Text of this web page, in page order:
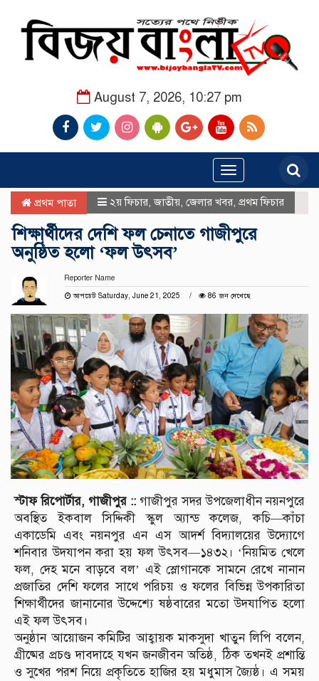
August 7, 2026, 10:27 pm
Toggle
navigation
প্রথম পাতা ২য় ফিচার ,জাতীয় জেলার খবর প্রথম ফিচার
শিক্ষার্থীদের দেশি ফল চেনাতে গাজীপুরে
অনুষ্ঠিত হলো ‘ফল উৎসব’
Reporter Name
আপডেট Saturday, June 21, 2025
86 জন দেখেছে
স্টাফ রিপোর্টার, গাজীপুর :: গাজীপুর সদর উপজেলাধীন নয়নপুরে
অবস্থিত ইকবাল সিদ্দিকী স্কুল অ্যান্ড কলেজ, কচি—কাঁচা
একাডেমি এবং নয়নপুর এন এস আদর্শ বিদ্যালয়ের উদ্যোগে
শনিবার উদযাপন করা হয় ফল উৎসব—১৪৩২। ‘নিয়মিত খেলে
ফল, দেহ মনে বাড়বে বল’ এই স্লোগানকে সামনে রেখে নানান
প্রজাতির দেশি ফলের সাথে পরিচয় ও ফলের বিভিন্ন উপকারিতা
শিক্ষার্থীদের জানানোর উদ্দেশ্যে ষষ্ঠবারের মতো উদযাপিত হলো
এই ফল উৎসব।
অনুষ্ঠান আয়োজন কমিটির আহ্বায়ক মাকসুদা খাতুন লিপি বলেন,
গ্রীষ্মের প্রচণ্ড দাবদাহে যখন জনজীবন অতিষ্ঠ, ঠিক তখনই প্রশান্তি
ও সুখের পরশ নিয়ে প্রকৃতিতে হাজির হয় মধুমাস জ্যৈষ্ঠ। এ সময়